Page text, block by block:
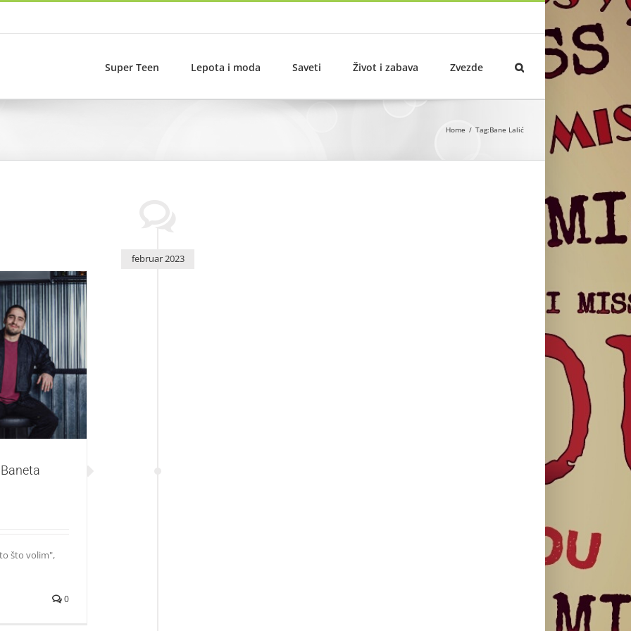
Super Teen Lepota i moda Saveti Život i zabava Zvezde
Home Tag:Bane Lalić
februar 2023
– „Zato što
što volim",
0